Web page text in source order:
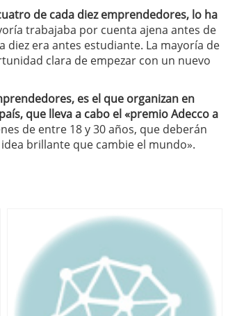
de cada diez emprendedores, lo ha
trabajaba por cuenta ajena antes de
diez era antes estudiante. La mayoría de
clara de empezar con un nuevo
es el que organizan en
que lleva a cabo el «premio Adecco a
de entre 18 y 30 años, que deberán
brillante que cambie el mundo».